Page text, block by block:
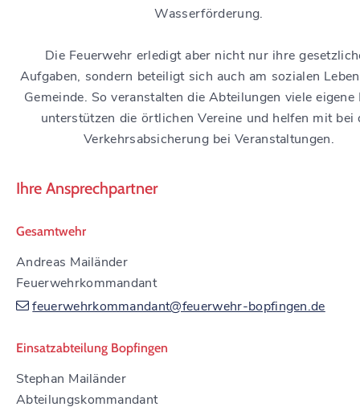
Wasserförderung.
Die Feuerwehr erledigt aber nicht nur ihre
Aufgaben, sondern beteiligt sich auch am sozialen
Gemeinde. So veranstalten die Abteilungen viele eigene
unterstützen die örtlichen Vereine und helfen mit bei
Verkehrsabsicherung bei Veranstaltungen.
Ihre Ansprechpartner
Gesamtwehr
Andreas Mailänder
Feuerwehrkommandant
feuerwehrkommandant@feuerwehr-bopfingen.de
Einsatzabteilung Bopfingen
Stephan Mailänder
Abteilungskommandant